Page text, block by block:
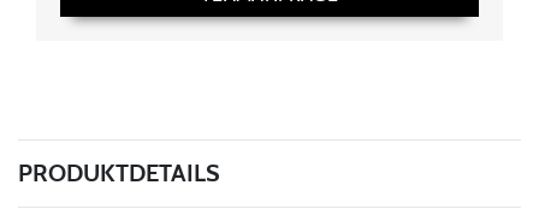
PRODUKTDETAILS